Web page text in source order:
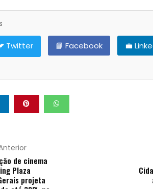
Twitter 📘 Facebook 💼
de cinema
Plaza
projeta